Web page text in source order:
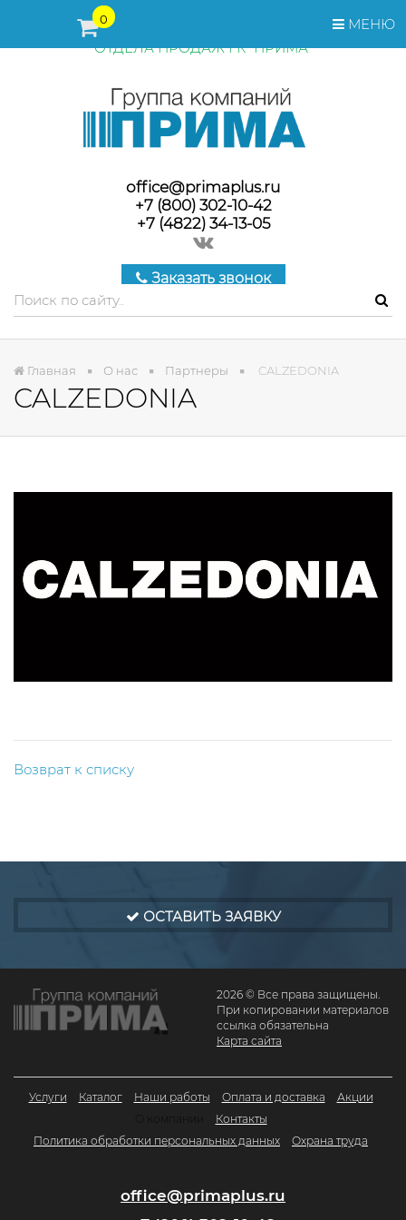
МЕНЮ
0
ПЕРЕД ОФОРМЛЕНИЕМ ЗАКАЗА, СТОИМОСТЬ И СРОКИ
ПОСТАВКИ ТОВАРА УТОЧНЯЙТЕ У МЕНЕДЖЕРОВ
ОТДЕЛА ПРОДАЖ ГК "ПРИМА"
office@primaplus.ru
+7 (800) 302-10-42
+7 (4822) 34-13-05
Заказать звонок
Главная О нас Партнеры CALZEDONIA
CALZEDONIA
Возврат к списку
ОСТАВИТЬ ЗАЯВКУ
2026 © Все права защищены.
При копировании материалов
ссылка обязательна
Карта сайта
Услуги Каталог Наши работы Оплата и доставка
Акции
Контакты
Политика обработки персональных данных
Охрана труда
office@primaplus.ru